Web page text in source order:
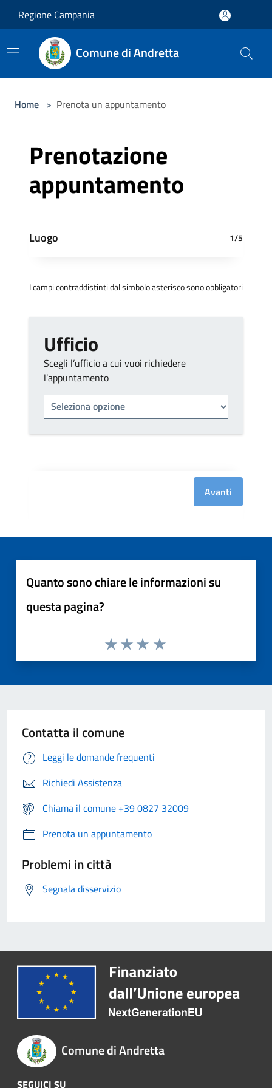
Regione Campania
Comune di Andretta
Home > Prenota un appuntamento
Prenotazione
appuntamento
Luogo 1/5
I campi contraddistinti dal simbolo asterisco sono obbligatori
Ufficio
Scegli l’ufficio a cui vuoi richiedere
l’appuntamento
Tipo di ufficio
Avanti
Quanto sono chiare le informazioni su
questa pagina?
Contatta il comune
Leggi le domande frequenti
Richiedi Assistenza
Chiama il comune +39 0827 32009
Prenota un appuntamento
Problemi in città
Segnala disservizio
Comune di Andretta
SEGUICI SU